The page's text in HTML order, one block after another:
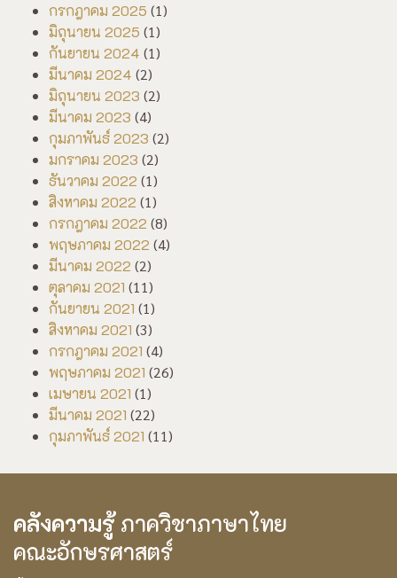
กรกฎาคม 2025 (1)
มิถุนายน 2025 (1)
กันยายน 2024 (1)
มีนาคม 2024 (2)
มิถุนายน 2023 (2)
มีนาคม 2023 (4)
กุมภาพันธ์ 2023 (2)
มกราคม 2023 (2)
ธันวาคม 2022 (1)
สิงหาคม 2022 (1)
กรกฎาคม 2022 (8)
พฤษภาคม 2022 (4)
มีนาคม 2022 (2)
ตุลาคม 2021 (11)
กันยายน 2021 (1)
สิงหาคม 2021 (3)
กรกฎาคม 2021 (4)
พฤษภาคม 2021 (26)
เมษายน 2021 (1)
มีนาคม 2021 (22)
กุมภาพันธ์ 2021 (11)
คลังความรู้ภาควิชาภาษาไทย
คณะอักษรศาสตร์